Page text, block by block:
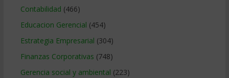
Contabilidad (466)
Educacion Gerencial (454)
Estrategia Empresarial (304)
Finanzas Corporativas (748)
Gerencia social y ambiental (223)